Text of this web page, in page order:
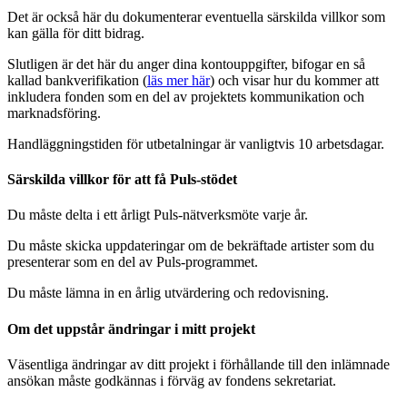
Det är också här du dokumenterar eventuella särskilda villkor som
kan gälla för ditt bidrag.
Slutligen är det här du anger dina kontouppgifter, bifogar en så
kallad bankverifikation (läs mer här) och visar hur du kommer att
inkludera fonden som en del av projektets kommunikation och
marknadsföring.
Handläggningstiden för utbetalningar är vanligtvis 10 arbetsdagar.
Särskilda villkor för att få Puls-stödet
Du måste delta i ett årligt Puls-nätverksmöte varje år.
Du måste skicka uppdateringar om de bekräftade artister som du
presenterar som en del av Puls-programmet.
Du måste lämna in en årlig utvärdering och redovisning.
Om det uppstår ändringar i mitt projekt
Väsentliga ändringar av ditt projekt i förhållande till den inlämnade
ansökan måste godkännas i förväg av fondens sekretariat.